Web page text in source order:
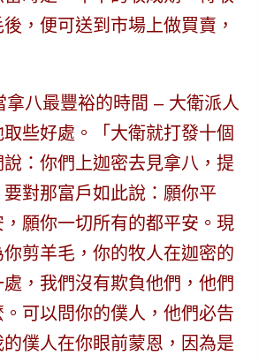
，便可送到市場上做買賣，
拿八最豐裕的時間 – 大衛派人
些好處。「大衛就打發十個
：你們上迦密去見拿八，提
對那富戶如此說 ：願你平
願你一切所有的都平安。 現
剪羊毛，你的牧人在迦密的
，我們沒有欺負他們， 他們
。可以問你的僕人，他們必告
僕人在你眼前蒙恩，因為是